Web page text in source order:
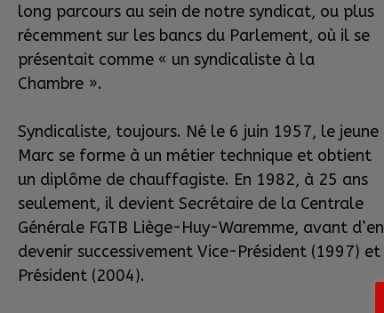
long parcours au sein de notre syndicat, ou plus
récemment sur les bancs du Parlement, où il se
présentait comme « un syndicaliste à la
Chambre ».
Syndicaliste, toujours. Né le 6 juin 1957, le jeune
Marc se forme à un métier technique et obtient
un diplôme de chauffagiste. En 1982, à 25 ans
seulement, il devient Secrétaire de la Centrale
Générale FGTB Liège-Huy-Waremme, avant d’en
devenir successivement Vice-Président (1997) et
Président (2004).